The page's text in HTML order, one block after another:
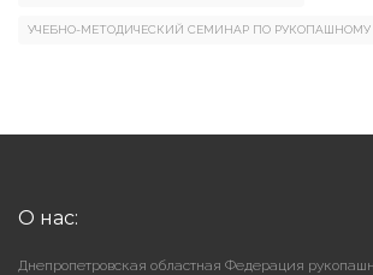
УЧЕБНО-МЕТОДИЧЕСКИЙ СЕМИНАР ПО
О нас:
Днепропетровская областная Федерация